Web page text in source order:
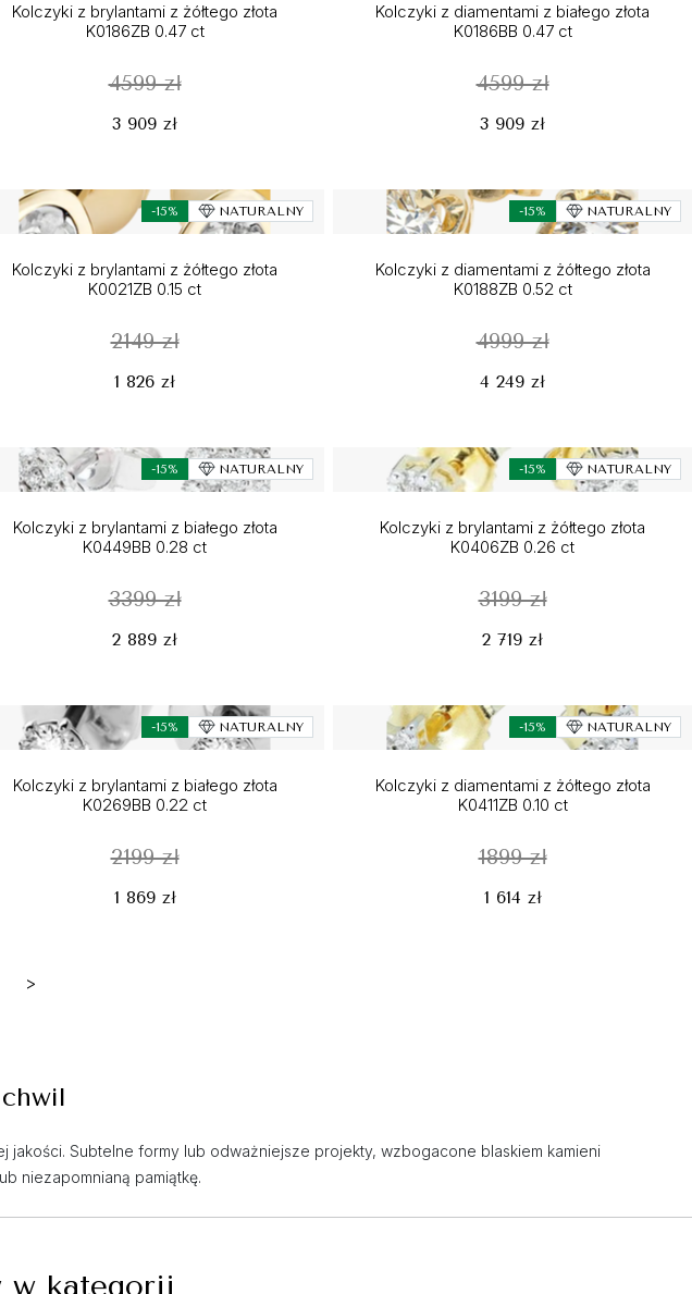
Kolczyki z brylantami z żółtego złota
K0186ZB 0.47 ct
4599 zł
3 909 zł
Kolczyki z diamentami z białego złota
K0186BB 0.47 ct
4599 zł
3 909 zł
-15% NATURALNY
Kolczyki z brylantami z żółtego złota
K0021ZB 0.15 ct
2149 zł
1 826 zł
-15% NATURALNY
Kolczyki z diamentami z żółtego złota
K0188ZB 0.52 ct
4999 zł
4 249 zł
-15% NATURALNY
Kolczyki z brylantami z białego złota
K0449BB 0.28 ct
3399 zł
2 889 zł
-15% NATURALNY
Kolczyki z brylantami z żółtego złota
K0406ZB 0.26 ct
3199 zł
2 719 zł
-15% NATURALNY
Kolczyki z brylantami z białego złota
K0269BB 0.22 ct
2199 zł
1 869 zł
-15% NATURALNY
Kolczyki z diamentami z żółtego złota
K0411ZB 0.10 ct
1899 zł
1 614 zł
>
Subtelne formy lub odważniejsze projekty, wzbogacone blaskiem kamieni
niezapomnianą pamiątkę.
w kategorii